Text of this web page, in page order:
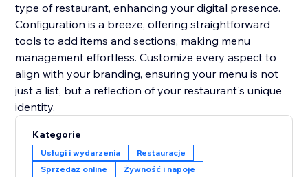
type of restaurant, enhancing your digital presence.
Configuration is a breeze, offering straightforward
tools to add items and sections, making menu
management effortless. Customize every aspect to
align with your branding, ensuring your menu is not
just a list, but a reflection of your restaurant's unique
identity.
Kategorie
Usługi i wydarzenia
Restauracje
Sprzedaż online
Żywność i napoje